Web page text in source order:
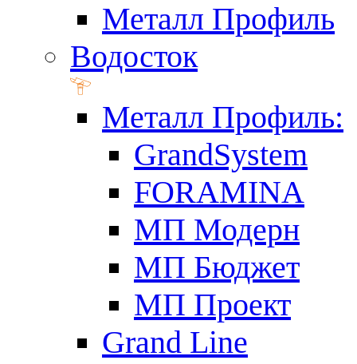
Металл Профиль
Водосток
Металл Профиль:
GrandSystem
FORAMINA
МП Модерн
МП Бюджет
МП Проект
Grand Line